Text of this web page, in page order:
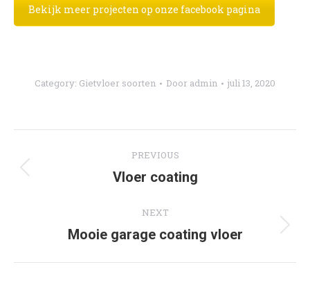
Bekijk meer projecten op onze facebook pagina
Category: Gietvloer soorten Door admin juli 13, 2020
navigation
PREVIOUS
Previous
Vloer coating
NEXT
Next
Mooie garage coating vloer